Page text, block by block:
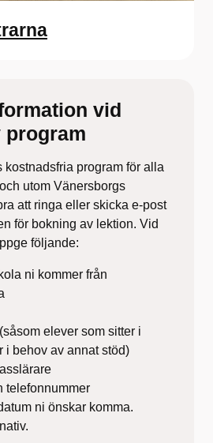
vid
program
kostnadsfria program för alla
utom Vänersborgs
att ringa eller skicka e-post
för bokning av lektion. Vid
följande:
ni kommer från
elever som sitter i
i behov av annat stöd)
telefonnummer
ni önskar komma.